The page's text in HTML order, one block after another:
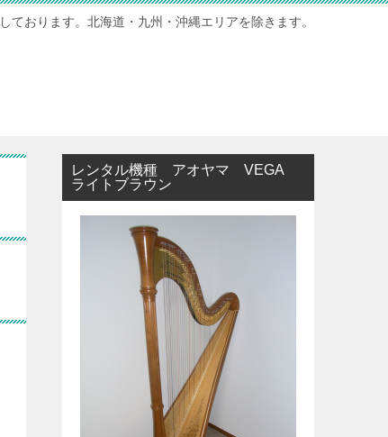
ております。北海道・九州・沖縄エリアを除きます。
レンタル機種 アオヤマ VEGA
ライトブラウン